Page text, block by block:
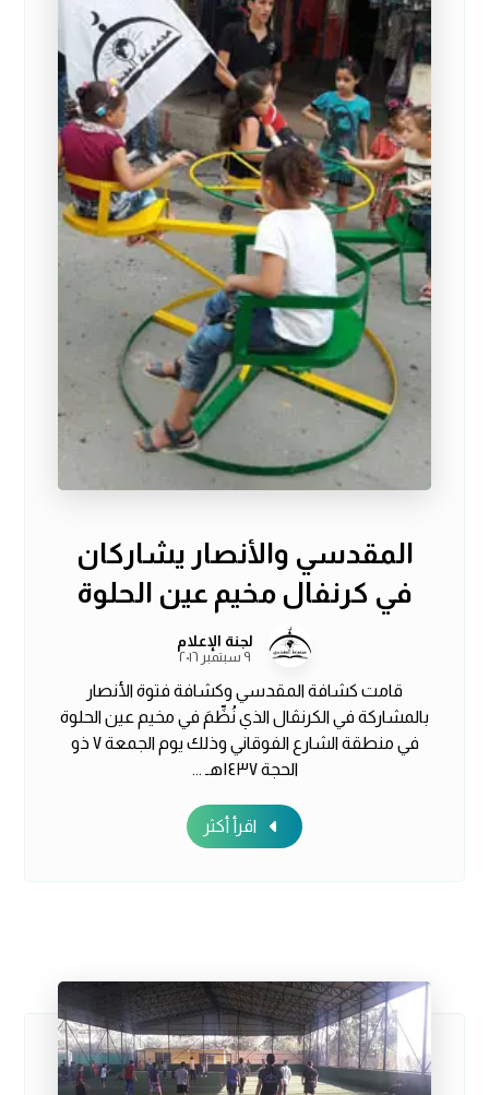
المقدسي والأنصار يشاركان
في كرنفال مخيم عين الحلوة
لجنة الإعلام
٩ سبتمبر ٢٠١٦
قامت كشافة المقدسي وكشافة فتوة الأنصار
بالمشاركة في الكرنڤال الذي نُظِّمَ في مخيم عين الحلوة
في منطقة الشارع الفوقاني وذلك يوم الجمعة ٧ ذو
الحجة ١٤٣٧هـ ...
اقرأ أكثر